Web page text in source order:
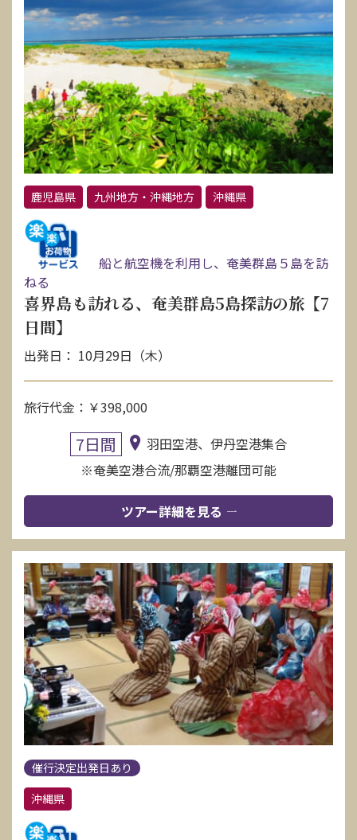
鹿児島県 九州地方・沖縄地方 沖縄県
船と航空機を利用し、奄美群島５島を訪
ねる
喜界島も訪れる、奄美群島5島探訪の旅【7
日間】
出発日： 10月29日（木）
旅行代金：￥398,000
7日間
羽田空港、伊丹空港集合
※奄美空港合流/那覇空港離団可能
ツアー詳細を見る
催行決定出発日あり
沖縄県